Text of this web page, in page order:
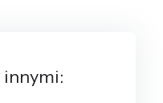
innymi: